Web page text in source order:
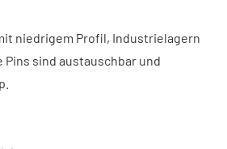
niedrigem Profil, Industrielagern
Pins sind austauschbar und